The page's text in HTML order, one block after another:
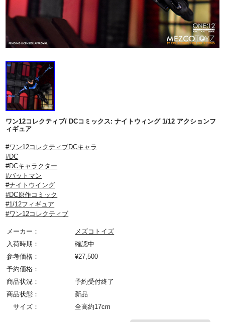
ワン12コレクティブ/ DCコミックス: ナイトウィング 1/12 アクションフ
ィギュア
#ワン12コレクティブDCキャラ
#DC
#DCキャラクター
#バットマン
#ナイトウイング
#DC原作コミック
#1/12フィギュア
#ワン12コレクティブ
メーカー：
メズコトイズ
入荷時期：
確認中
参考価格：
¥27,500
予約価格：
商品状況：
予約受付終了
商品状態：
新品
サイズ：
全高約17cm